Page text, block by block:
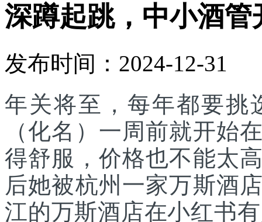
深蹲起跳，中小酒
发布时间：2024-12-31
年关将至，每年都要挑
（化名）一周前就开始
得舒服，价格也不能太
后她被杭州一家万斯酒
江的万斯酒店在小红书